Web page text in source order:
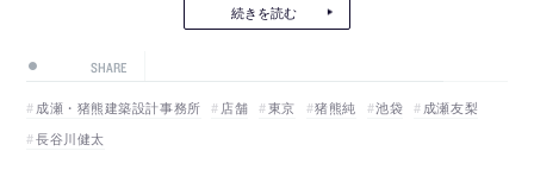
続きを読む
SHARE
成瀬・猪熊建築設計事務所 店舗 東京 猪熊純 池袋
成瀬友梨
長谷川健太